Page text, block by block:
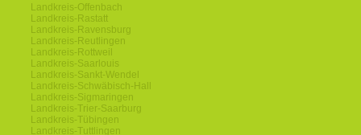
Landkreis-Offenbach
Landkreis-Rastatt
Landkreis-Ravensburg
Landkreis-Reutlingen
Landkreis-Rottweil
Landkreis-Saarlouis
Landkreis-Sankt-Wendel
Landkreis-Schwäbisch-Hall
Landkreis-Sigmaringen
Landkreis-Trier-Saarburg
Landkreis-Tübingen
Landkreis-Tuttlingen